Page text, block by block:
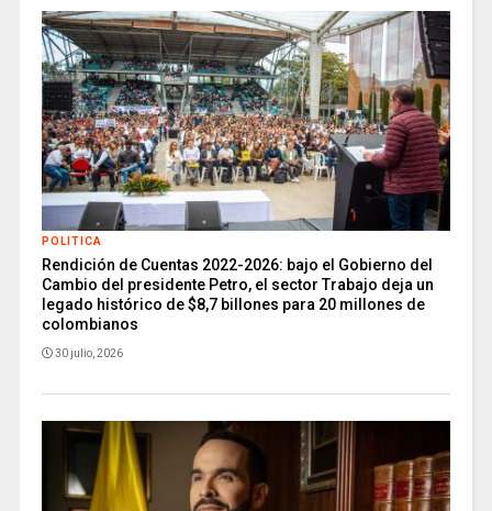
POLITICA
Rendición de Cuentas 2022-2026: bajo el Gobierno del
Cambio del presidente Petro, el sector Trabajo deja un
legado histórico de $8,7 billones para 20 millones de
colombianos
30 julio, 2026